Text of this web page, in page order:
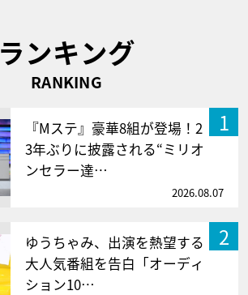
ランキング
RANKING
1
『Mステ』豪華8組が登場！2
3年ぶりに披露される“ミリオ
ンセラー達…
2026.08.07
2
ゆうちゃみ、出演を熱望する
大人気番組を告白「オーディ
ション10…